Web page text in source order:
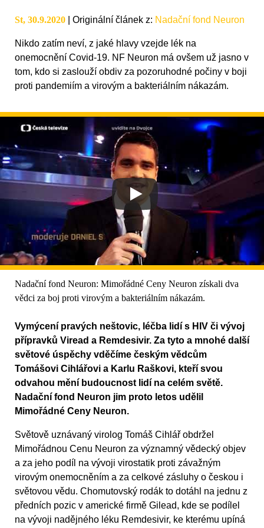
St, 30.9.2020 Originální článek z: Nadační fond Neuron
Nikdo zatím neví, z jaké hlavy vzejde lék na
onemocnění Covid-19. NF Neuron má ovšem už jasno v
tom, kdo si zaslouží obdiv za pozoruhodné počiny v boji
proti pandemiím a virovým a bakteriálním nákazám.
Nadační fond Neuron: Mimořádné Ceny Neuron získali dva
vědci za boj proti virovým a bakteriálním nákazám.
Vymýcení pravých neštovic, léčba lidí s HIV či vývoj
přípravků Viread a Remdesivir. Za tyto a mnohé další
světové úspěchy vděčíme českým vědcům
Tomášovi Cihlářovi a Karlu Raškovi, kteří svou
odvahou mění budoucnost lidí na celém světě.
Nadační fond Neuron jim proto letos udělil
Mimořádné Ceny Neuron.
Světově uznávaný virolog Tomáš Cihlář obdržel
Mimořádnou Cenu Neuron za významný vědecký objev
a za jeho podíl na vývoji virostatik proti závažným
virovým onemocněním a za celkové zásluhy o českou i
světovou vědu. Chomutovský rodák to dotáhl na jednu z
předních pozic v americké firmě Gilead, kde se podílel
na vývoji nadějného léku Remdesivir, ke kterému upíná